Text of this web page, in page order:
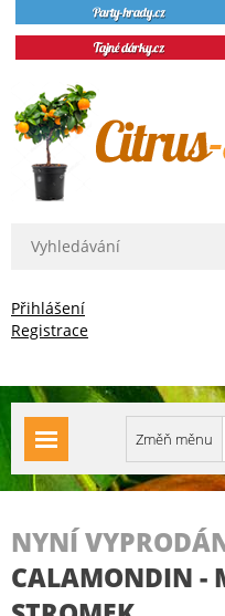
Přihlášení
Registrace
NYNÍ
CALAMONDIN -